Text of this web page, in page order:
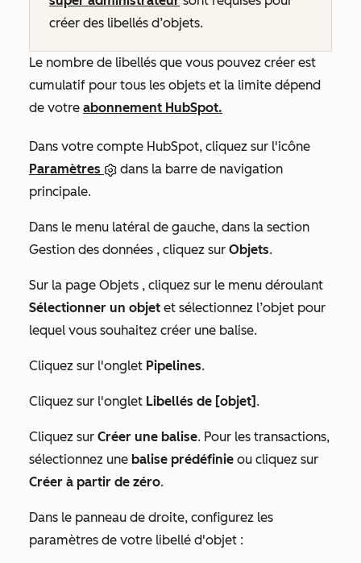
créer des libellés d’objets.
Le nombre de libellés que vous pouvez créer est
cumulatif pour tous les objets et la limite dépend
de votre abonnement HubSpot.
Dans votre compte HubSpot, cliquez sur l'icône
Paramètres
dans la barre de navigation
principale.
Dans le menu latéral de gauche, dans la section
Gestion des données , cliquez sur Objets.
Sur la page Objets , cliquez sur le menu déroulant
Sélectionner un objet et sélectionnez l’objet pour
lequel vous souhaitez créer une balise.
Cliquez sur l'onglet Pipelines.
Cliquez sur l'onglet Libellés de [objet] .
Cliquez sur Créer une balise. Pour les transactions,
sélectionnez une balise prédéfinie ou cliquez sur
Créer à partir de zéro.
Dans le panneau de droite, configurez les
paramètres de votre libellé d'objet :